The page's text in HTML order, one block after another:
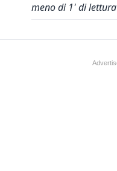
meno di 1' di lettura